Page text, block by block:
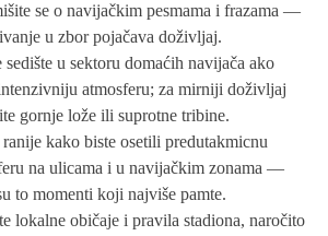
se o navijačkim pesmama i frazama —
u zbor pojačava doživljaj.
sedište u sektoru domaćih navijača ako
atmosferu; za mirniji doživljaj
gornje lože ili suprotne tribine.
ranije kako biste osetili predutakmicnu
na ulicama i u navijačkim zonama —
to momenti koji najviše pamte.
lokalne običaje i pravila stadiona, naročito